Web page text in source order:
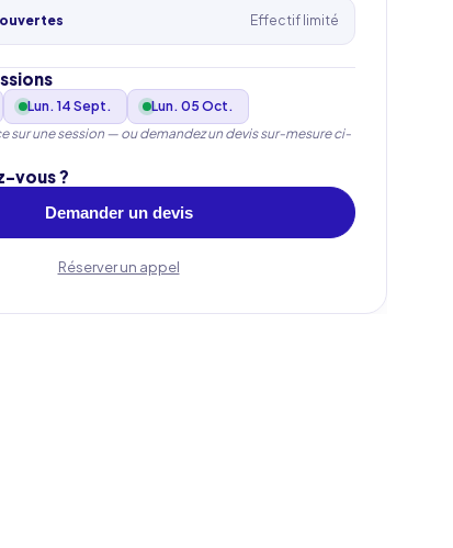
Effectif limité
Lun. 14 Sept.
Lun. 05 Oct.
sur une session — ou demandez un devis sur-mesure ci-
vous ?
Demander un devis
Réserver un appel